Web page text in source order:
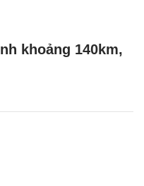
khoảng 140km,